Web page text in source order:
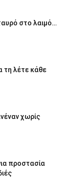
στο λαιμό…
τη λέτε κάθε
χωρίς
προστασία